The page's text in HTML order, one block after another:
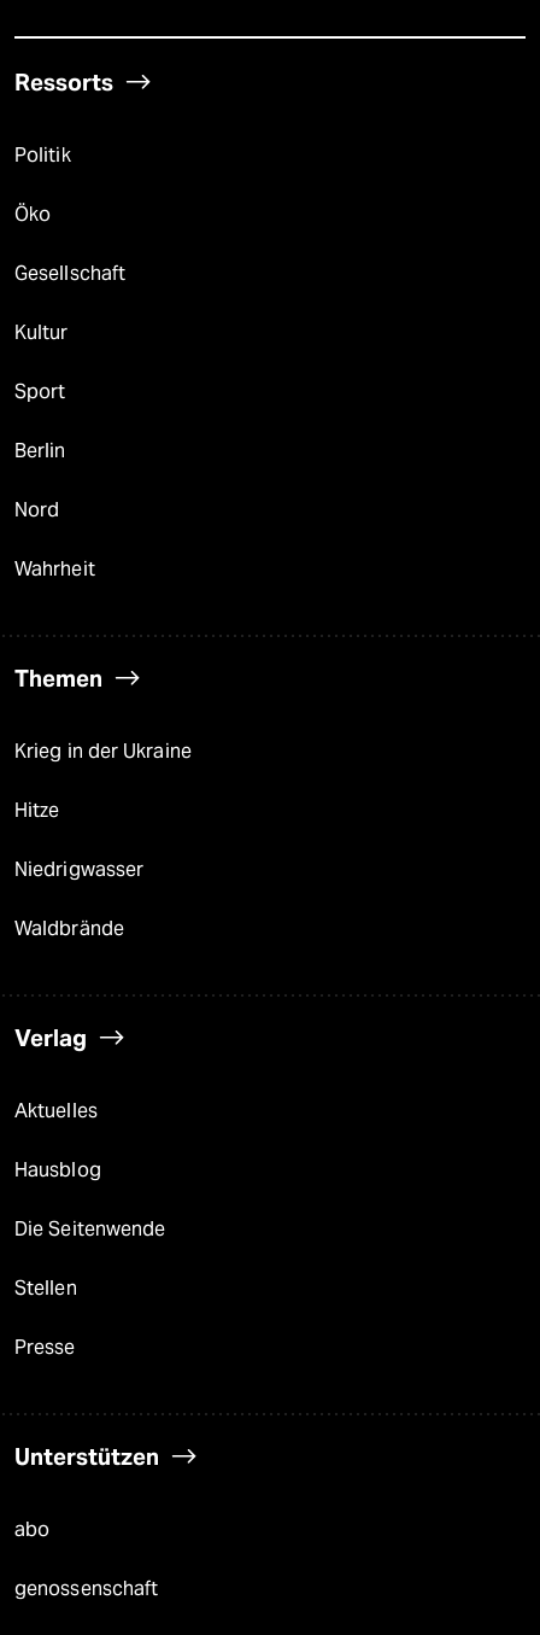
Ressorts
Politik
Öko
Gesellschaft
Kultur
Sport
Berlin
Nord
Wahrheit
Themen
Krieg in der Ukraine
Hitze
Niedrigwasser
Waldbrände
Verlag
Aktuelles
Hausblog
Die Seitenwende
Stellen
Presse
Unterstützen
abo
genossenschaft